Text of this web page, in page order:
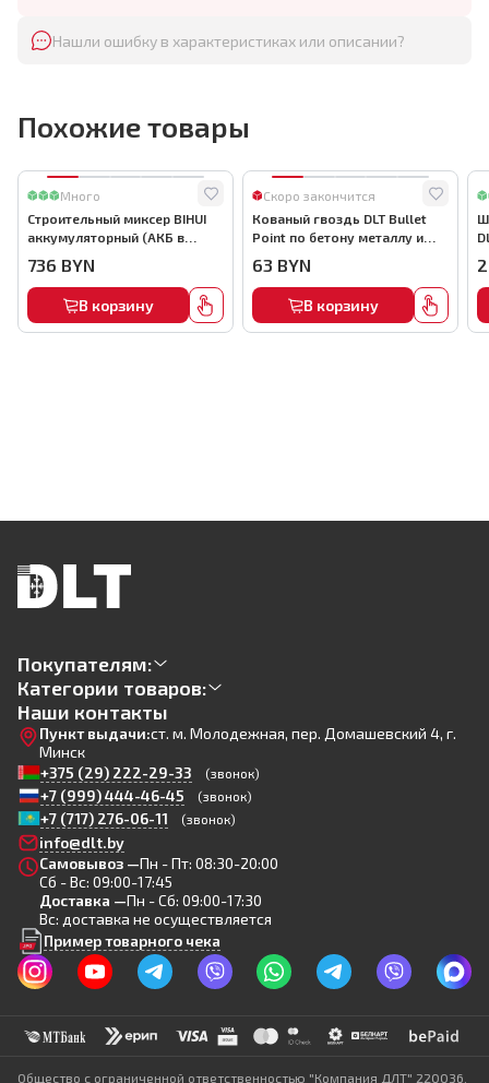
Нашли ошибку в характеристиках или описании?
Похожие товары
Много
Строительный миксер BIHUI
аккумуляторный (АКБ в
736 BYN
В корзину
Скоро закончится
Кованый гвоздь DLT Bullet
Point по бетону металлу и
арт.0116
63 BYN
В корзину
Покупателям:
Категории товаров:
Наши контакты
Пункт выдачи:ст. м. Молодежная, пер. Домашевский 4, г.
Минск
+375 (29) 222-29-33
(звонок)
+7 (999) 444-46-45 (звонок)
+7 (717) 276-06-11 (звонок)
info@dlt.by
Самовывоз —Пн - Пт: 08:30-20:00
Сб - Вс: 09:00-17:45
Доставка —Пн - Сб: 09:00-17:30
Вс: доставка не осуществляется
Пример товарного чека
Общество с ограниченной ответственностью "Компания ДЛТ" 220036,